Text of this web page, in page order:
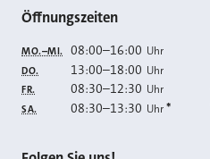
Öffnungszeiten
MO.–MI. 08:00–16:00 Uhr
DO. 13:00–18:00 Uhr
FR. 08:30–12:30 Uhr
SA. 08:30–13:30 Uhr *